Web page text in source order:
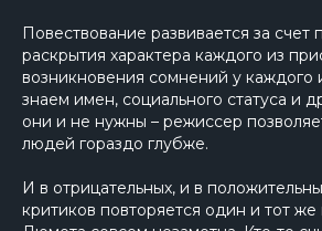
Повествование развивается за счет
раскрытия характера каждого из
возникновения сомнений у каждого
знаем имен, социального статуса и
они и не нужны – режиссер
людей гораздо глубже.
И в отрицательных, и в
критиков повторяется один и тот